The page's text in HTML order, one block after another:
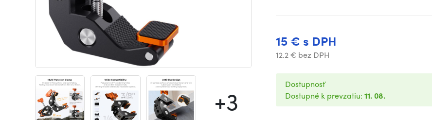
+3
15 € s DPH
12.2 € bez DPH
Dostupnosť
Dostupné k prevzatiu: 11. 08.